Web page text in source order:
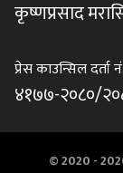
कृष्णप्रसाद
प्रेस काउन्सिल दर्ता नं.
४१७७-२०८०/
© 2020 -